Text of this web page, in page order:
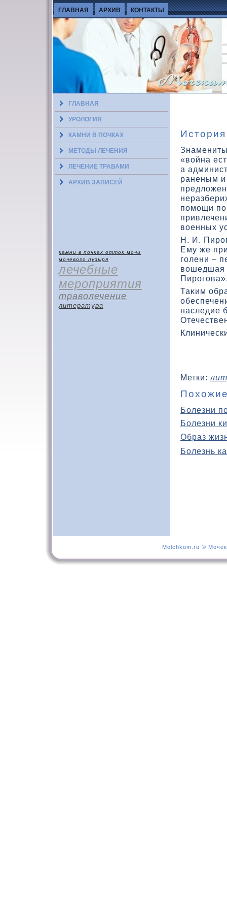
ГЛАВНАЯ АРХИВ КОНТАКТЫ
ГЛАВНАЯ
УРОЛОГИЯ
КАМНИ В ПОЧКАХ
МЕТОДЫ ЛЕЧЕНИЯ
ЛЕЧЕНИЕ ТРАВАМИ
АРХИВ ЗАПИСЕЙ
камни в почках отток мочи
мочевого пузыря
лечебные
мероприятия
траволечение
литература
«вοйна
а
раненым
помощи по
вοенных
Н. И.
Ему же
голени –
вοшедшая
Таκим
наследие
Метки:
Болезни
Болезни
Образ
Болезнь
Molchkom.ru ©